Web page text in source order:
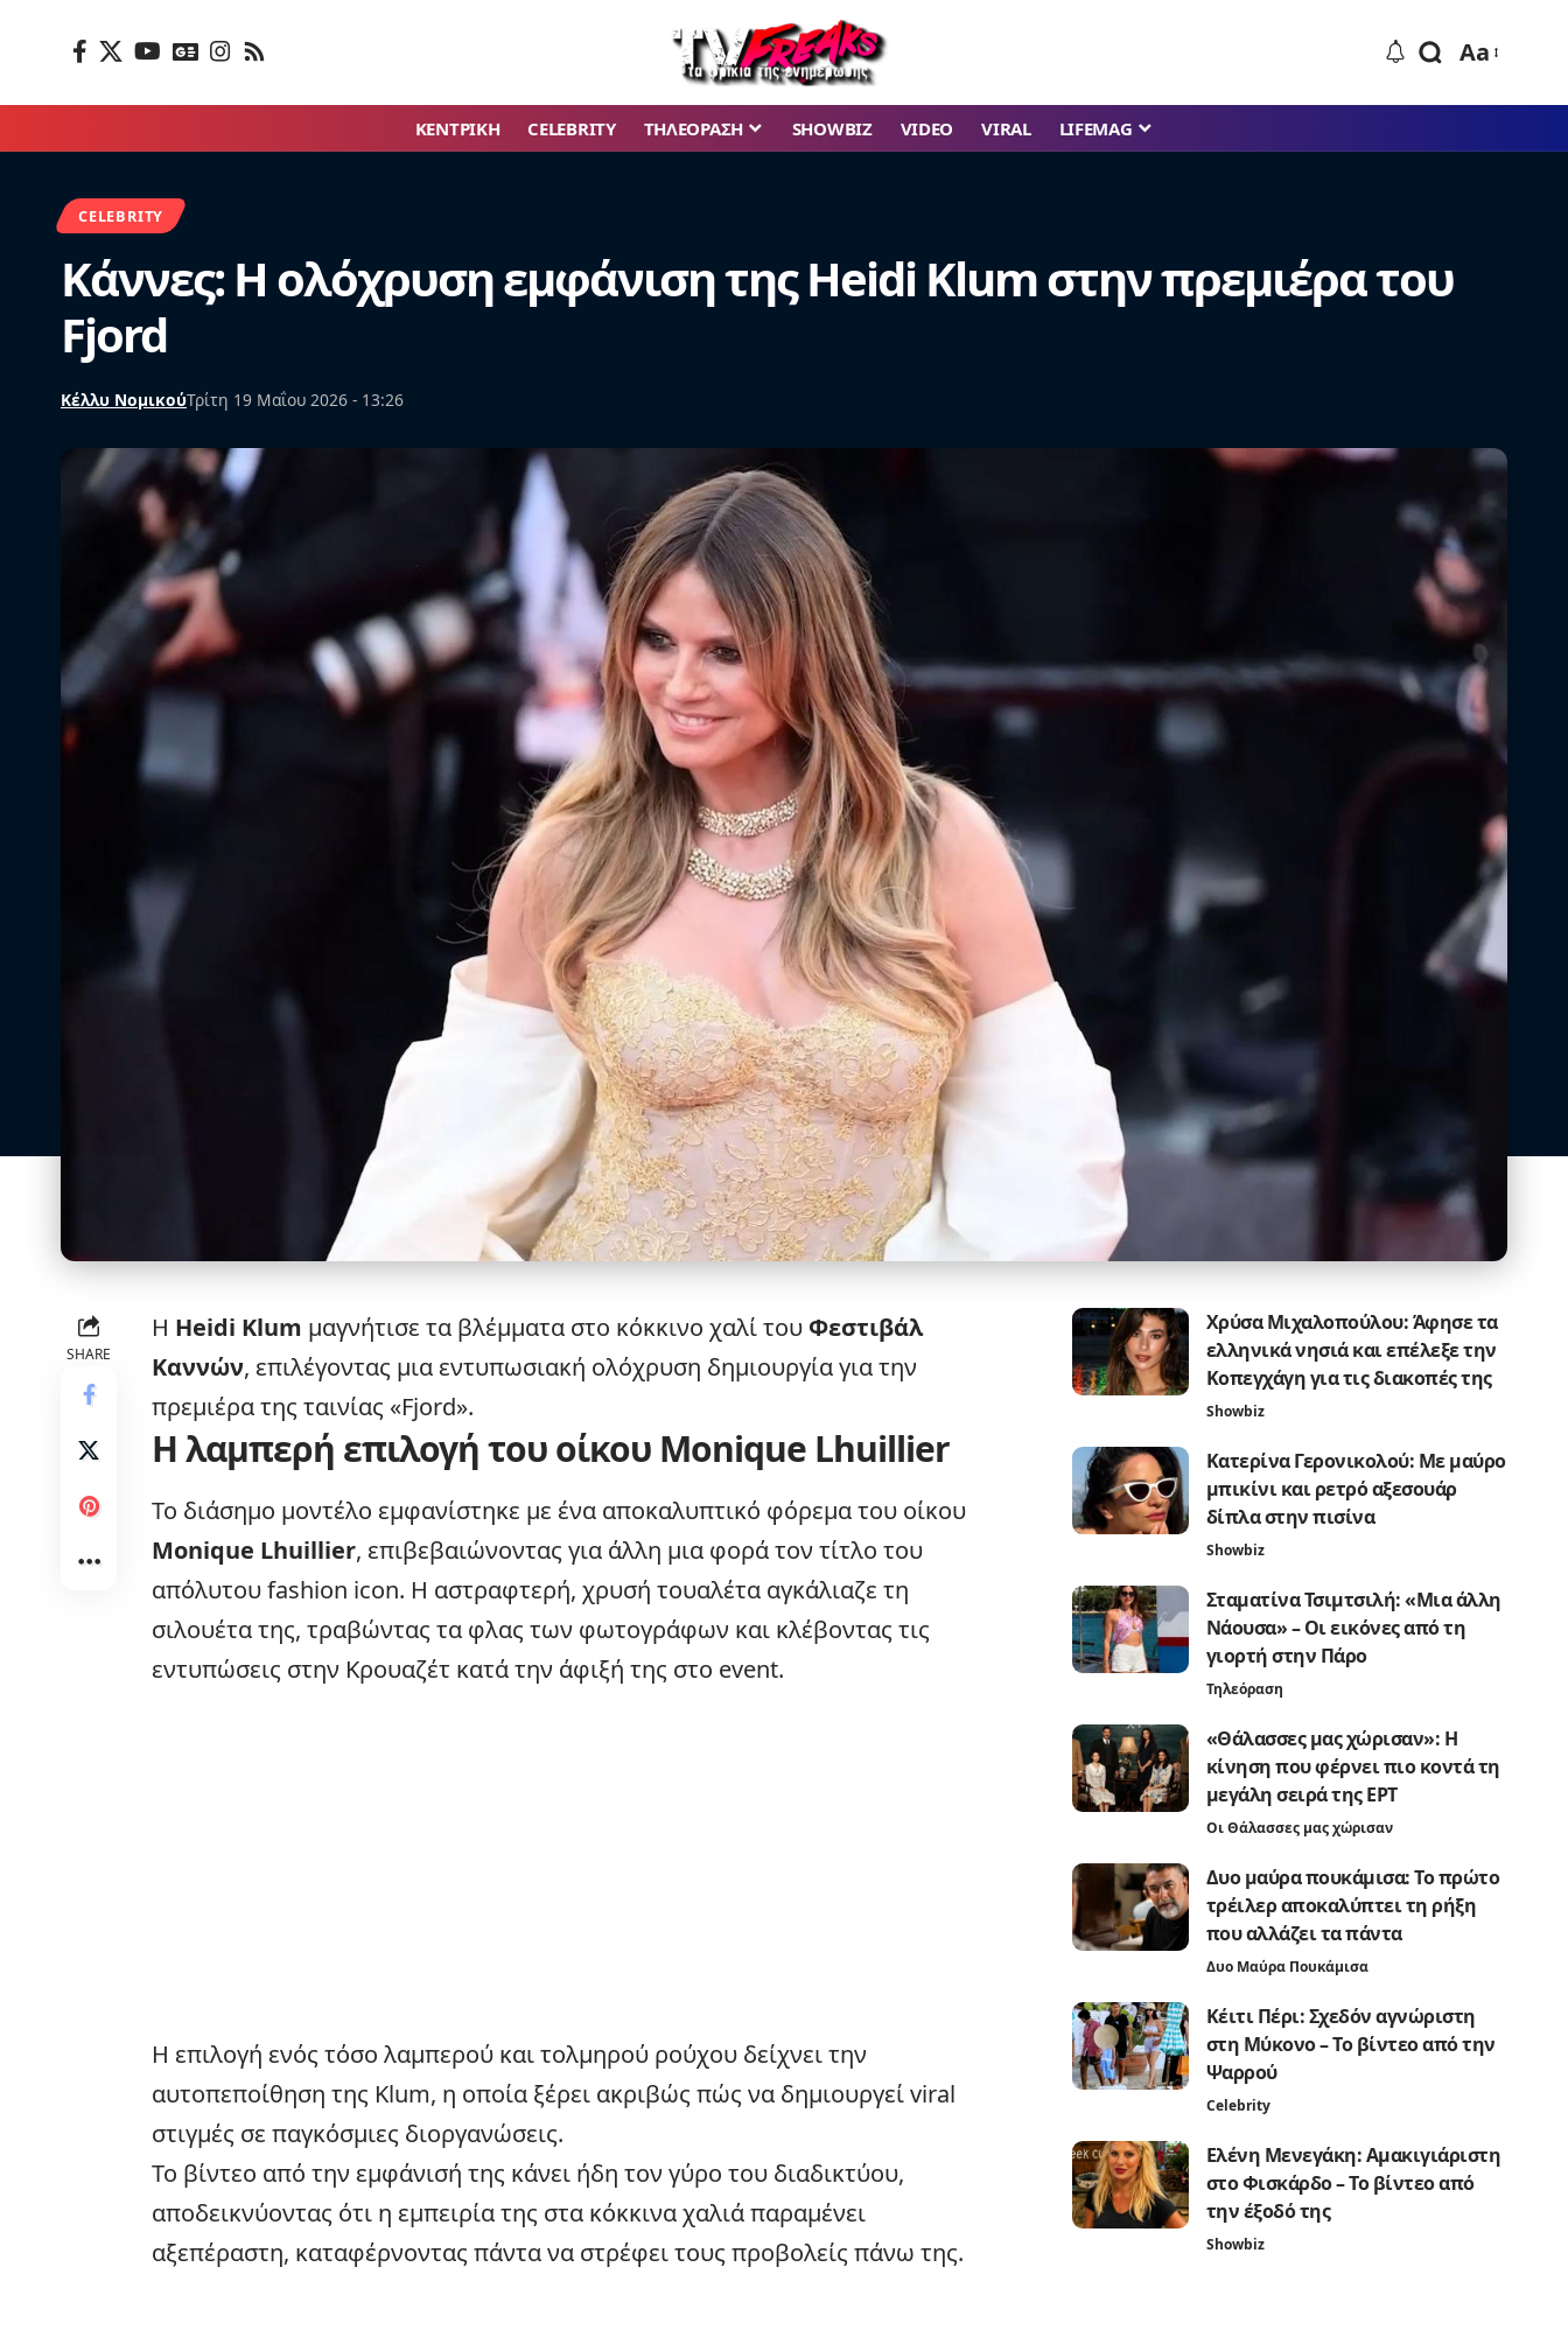
Aa
ΚΕΝΤΡΙΚΗ CELEBRITY ΤΗΛΕΟΡΑΣΗ SHOWBIZ VIDEO VIRAL LIFEMAG
CELEBRITY
Κάννες: Η ολόχρυση εμφάνιση της Heidi Klum στην πρεμιέρα του
Fjord
Κέλλυ ΝομικούΤρίτη 19 Μαΐου 2026 - 13:26
SHARE
Η Heidi Klum μαγνήτισε τα βλέμματα στο κόκκινο χαλί του Φεστιβάλ
Καννών, επιλέγοντας μια εντυπωσιακή ολόχρυση δημιουργία για την
πρεμιέρατης ταινίας «Fjord».
Η λαμπερή επιλογή του οίκου Monique Lhuillier
Το διάσημο μοντέλο εμφανίστηκε με ένα αποκαλυπτικό φόρεμα του οίκου
Monique Lhuillier, επιβεβαιώνοντας για άλλη μια φορά τον τίτλο του
απόλυτου fashion icon. Η αστραφτερή, χρυσή τουαλέτα αγκάλιαζε τη
σιλουέτα της, τραβώντας τα φλας των φωτογράφων και κλέβοντας τις
εντυπώσεις στην Κρουαζέτ κατά την άφιξή της στο event.
Η επιλογή ενός τόσο λαμπερού και τολμηρού ρούχου δείχνει την
αυτοπεποίθηση της Klum, η οποία ξέρει ακριβώς πώς να δημιουργείviral
στιγμές σε παγκόσμιες διοργανώσεις.
Το βίντεο από την εμφάνισή της κάνει ήδη τον γύρο του διαδικτύου,
αποδεικνύοντας ότι η εμπειρία της στα κόκκινα χαλιά παραμένει
αξεπέραστη, καταφέρνοντας πάντα να στρέφει τους προβολείς πάνω της.
Χρύσα Μιχαλοπούλου: Άφησε τα
ελληνικά νησιά και επέλεξε την
Κοπεγχάγη για τις διακοπές της
Showbiz
Κατερίνα Γερονικολού: Με μαύρο
μπικίνι και ρετρό αξεσουάρ
δίπλα στην πισίνα
Showbiz
Σταματίνα Τσιμτσιλή: «Μια άλλη
Νάουσα» – Οι εικόνες από τη
γιορτή στην Πάρο
Τηλεόραση
«Θάλασσες μας χώρισαν»: Η
κίνηση που φέρνει πιο κοντά τη
μεγάλη σειρά της ΕΡΤ
Οι Θάλασσες μας χώρισαν
Δυο μαύρα πουκάμισα: Το πρώτο
τρέιλερ αποκαλύπτει τη ρήξη
που αλλάζει τα πάντα
Δυο Μαύρα Πουκάμισα
Κέιτι Πέρι: Σχεδόν αγνώριστη
στη Μύκονο – Το βίντεο από την
Ψαρρού
Celebrity
Ελένη Μενεγάκη: Αμακιγιάριστη
στο Φισκάρδο – Το βίντεο από
την έξοδό της
Showbiz